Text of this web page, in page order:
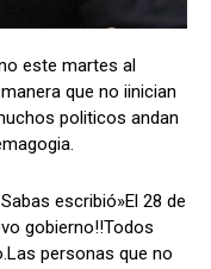
este martes al
que no iinician
politicos andan
escribió»El 28 de
gobierno!!Todos
personas que no